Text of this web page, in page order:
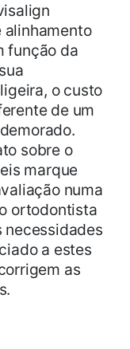
alinhamento
função da
o custo
de um
sobre o
marque
numa
ortodontista
necessidades
a estes
as